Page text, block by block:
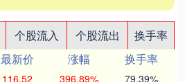
个股流入 个股流出
换手率
最新价 涨幅
换手率
116.52 396.89% 79.39%